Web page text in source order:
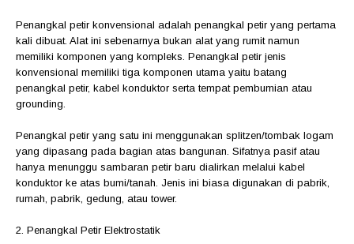
Penangkal petir konvensional adalah penangkal petir yang pertama
kali dibuat. Alat ini sebenarnya bukan alat yang rumit namun
memiliki komponen yang kompleks. Penangkal petir jenis
konvensional memiliki tiga komponen utama yaitu batang
penangkal petir, kabel konduktor serta tempat pembumian atau
grounding.
Penangkal petir yang satu ini menggunakan splitzen/tombak logam
yang dipasang pada bagian atas bangunan. Sifatnya pasif atau
hanya menunggu sambaran petir baru dialirkan melalui kabel
konduktor ke atas bumi/tanah. Jenis ini biasa digunakan di pabrik,
rumah, pabrik, gedung, atau tower.
2. Penangkal Petir Elektrostatik